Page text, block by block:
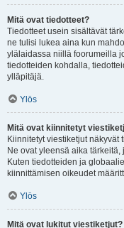
Mitä ovat tiedotteet?
Tiedotteet usein sisältävät
ne tulisi lukea aina kun
ylälaidassa niillä foorumeilla
tiedotteiden kohdalla,
ylläpitäjä.
Ylös
Mitä ovat kiinnitetyt
Kiinnitetyt viestiketjut
Ne ovat yleensä aika
Kuten tiedotteiden ja
kiinnittämisen oikeudet
Ylös
Mitä ovat lukitut viestiketjut?